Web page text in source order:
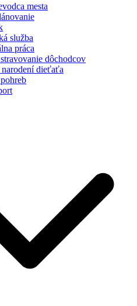
mesta
služba
práca
dôchodcov
dieťaťa